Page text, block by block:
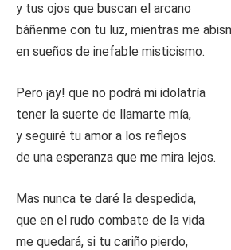
y tus ojos que buscan el arcano
báñenme con tu luz, mientras me
en sueños de inefable misticismo.
Pero ¡ay! que no podrá mi idolatría
tener la suerte de llamarte mía,
y seguiré tu amor a los reflejos
de una esperanza que me mira lejos.
Mas nunca te daré la despedida,
que en el rudo combate de la vida
me quedará, si tu cariño pierdo,